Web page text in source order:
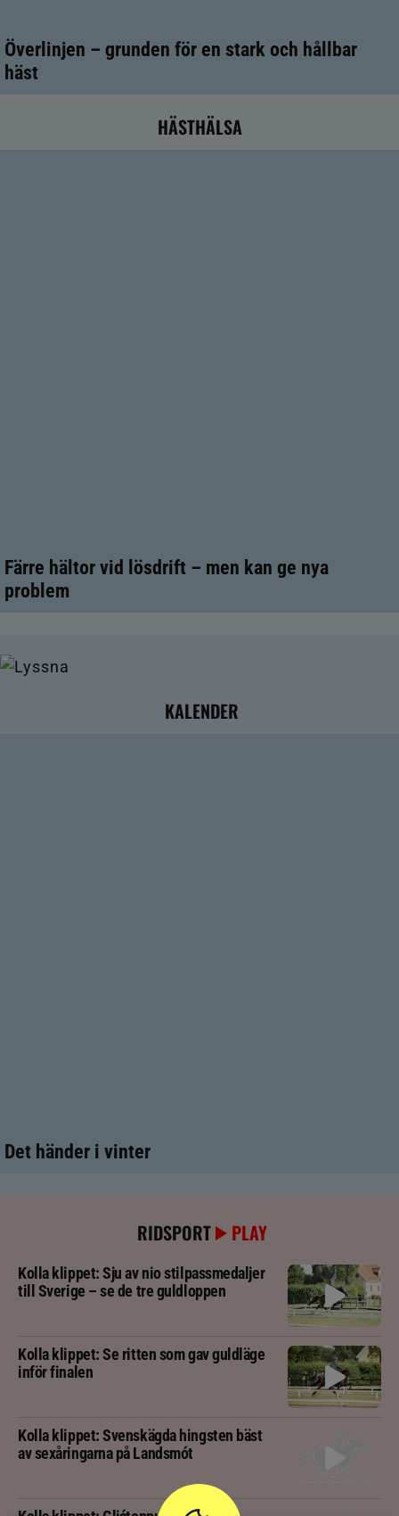
Överlinjen – grunden för en stark och hållbar
häst
HÄSTHÄLSA
Färre hältor vid lösdrift – men kan ge nya
problem
KALENDER
Det händer i vinter
RIDSPORT PLAY
Kolla klippet: Sju av nio stilpassmedaljer
till Sverige – se de tre guldloppen
Kolla klippet: Se ritten som gav guldläge
inför finalen
Kolla klippet: Svenskägda hingsten bäst
av sexåringarna på Landsmót